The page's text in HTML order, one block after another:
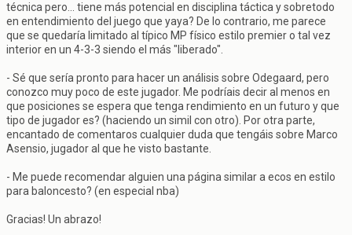
técnica pero... tiene más potencial en disciplina táctica y sobretodo
en entendimiento del juego que yaya? De lo contrario, me parece
que se quedaría limitado al típico MP físico estilo premier o tal vez
interior en un 4-3-3 siendo el más "liberado".
- Sé que sería pronto para hacer un análisis sobre Odegaard, pero
conozco muy poco de este jugador. Me podríais decir al menos en
que posiciones se espera que tenga rendimiento en un futuro y que
tipo de jugador es? (haciendo un simil con otro). Por otra parte,
encantado de comentaros cualquier duda que tengáis sobre Marco
Asensio, jugador al que he visto bastante.
- Me puede recomendar alguien una página similar a ecos en estilo
para baloncesto? (en especial nba)
Gracias! Un abrazo!